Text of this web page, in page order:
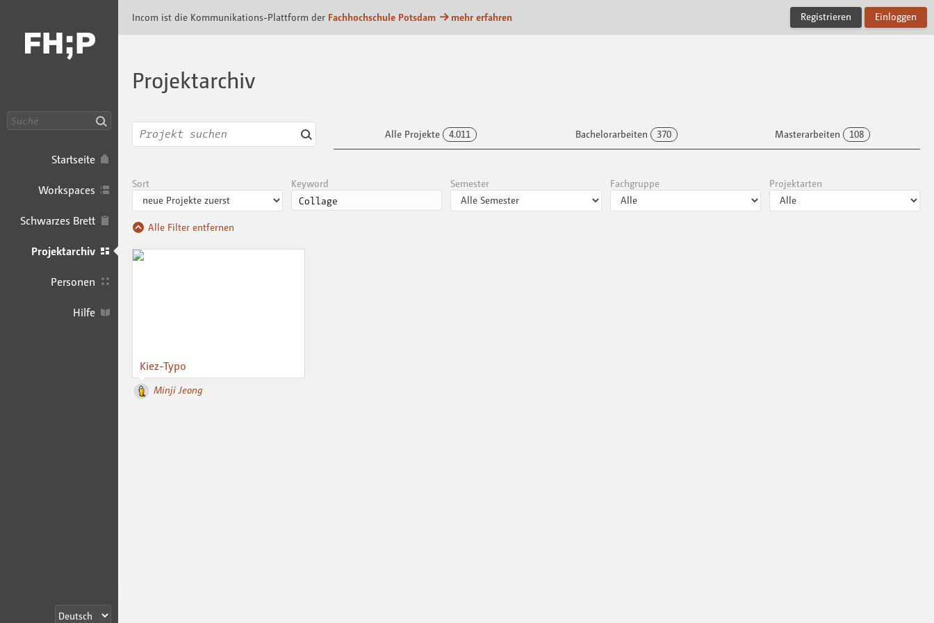
Startseite
Workspaces
Schwarzes Brett
Projektarchiv
Personen
Hilfe
Incom ist die Kommunikations-Plattform der Fachhochschule Potsdam mehr erfahren Registrieren Einloggen
Projektarchiv
Alle Projekte 4.011 Bachelorarbeiten 370 Masterarbeiten 108
Sort Keyword Semester Fachgruppe Projektarten
Alle Filter entfernen
Kiez-Typo
Minji Jeong